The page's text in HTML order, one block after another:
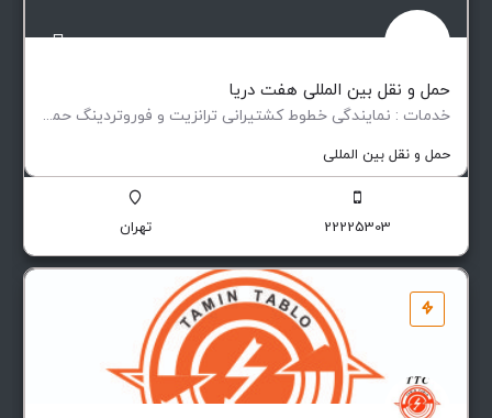
حمل و نقل بین المللی هفت دریا
خدمات : نمایندگی خطوط کشتیرانی ترانزیت و فوروتردینگ حمل و نقل کالاهای…
حمل و نقل بین المللی
22225303 تهران